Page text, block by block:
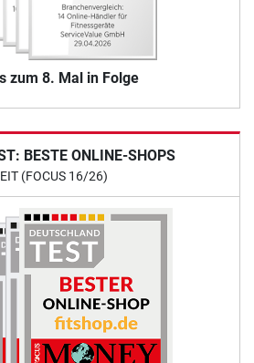
zum 8. Mal in Folge
BESTE ONLINE-SHOPS
(FOCUS 16/26)